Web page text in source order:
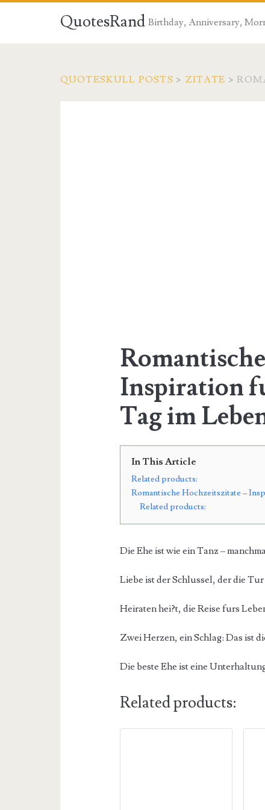
QuotesRand Birthday, Anniversary,
QUOTESKULL POSTS > ZITATE >
Inspiration
Tag im
In This Article
Related products:
Romantische Hochzeitszitate –
Related products:
Die Ehe ist wie ein Tanz –
Liebe ist der Schlussel, der die
Heiraten hei?t, die Reise furs
Zwei Herzen, ein Schlag: Das ist
Die beste Ehe ist eine
Related products: